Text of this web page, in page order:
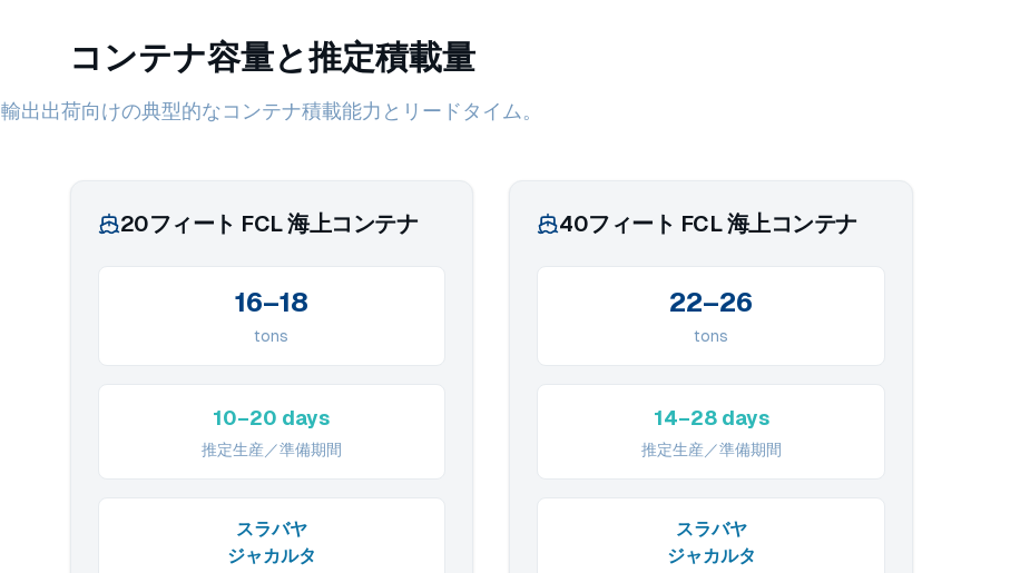
コンテナ容量と推定積載量
輸出出荷向けの典型的なコンテナ積載能力とリードタイム。
20フィート FCL 海上コンテナ
16–18
tons
10–20 days
推定生産／準備期間
スラバヤ
ジャカルタ
40フィート FCL 海上コンテナ
22–26
tons
14–28 days
推定生産／準備期間
スラバヤ
ジャカルタ